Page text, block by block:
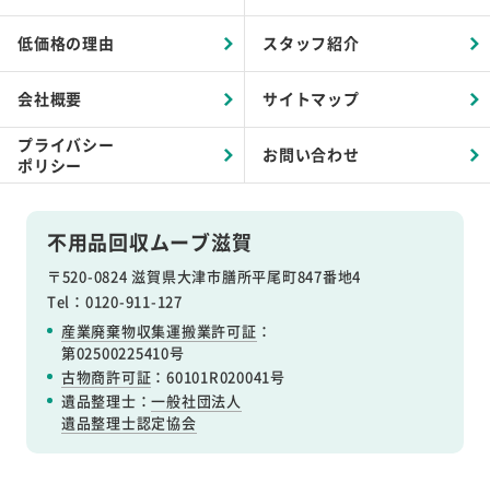
不用品回収ムーブ滋賀
〒520-0824 滋賀県大津市膳所平尾町847番地4
Tel：0120-911-127
産業廃棄物収集運搬業許可証 ：
第02500225410号
古物商許可証 ：60101R020041号
遺品整理士：一般社団法人
遺品整理士認定協会
低価格の理由 スタッフ紹介
会社概要 サイトマップ
プライバシー
ポリシー
お問い合わせ